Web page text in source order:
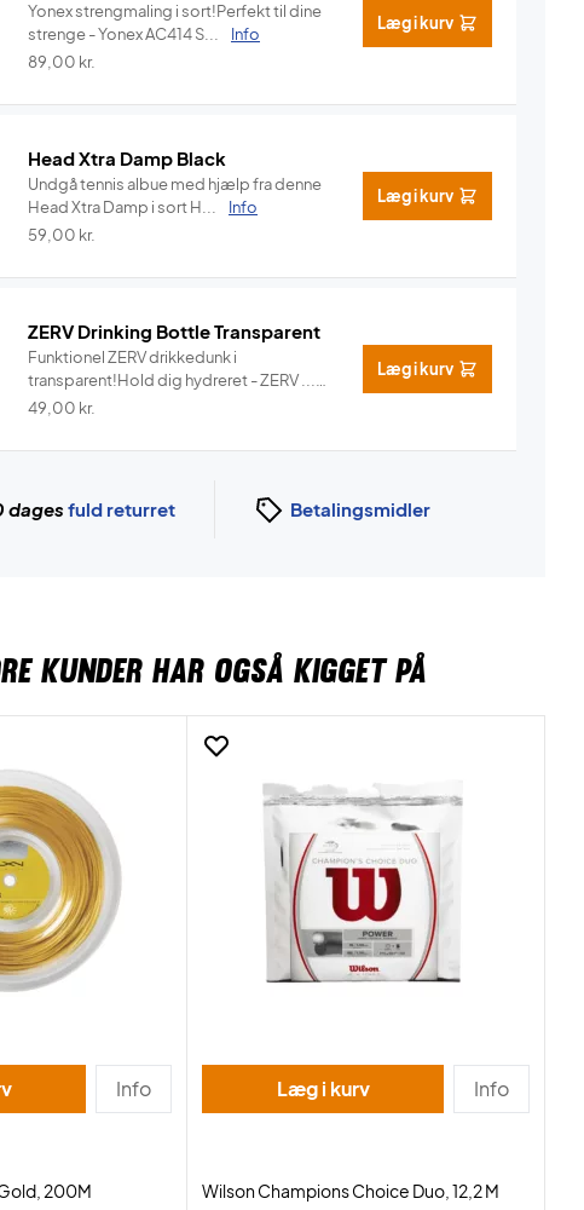
Yonex strengmaling i sort!Perfekt til dine
strenge - Yonex AC414 S...
Info
89,00 kr.
Læg i kurv
Head Xtra Damp Black
Undgå tennis albue med hjælp fra denne
Head Xtra Damp i sort H...
Info
59,00 kr.
Læg i kurv
ZERV Drinking Bottle Transparent
Funktionel ZERV drikkedunk i
transparent!Hold dig hydreret - ZERV ...
Info
49,00 kr.
Læg i kurv
dages fuld returret Betalingsmidler
KUNDER HAR OGSÅ KIGGET PÅ
Info
200M
Læg i kurv Info
Wilson Champions Choice Duo, 12,2 M